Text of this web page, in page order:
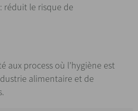
réduit le risque de
aux process où l’hygiène est
alimentaire et de